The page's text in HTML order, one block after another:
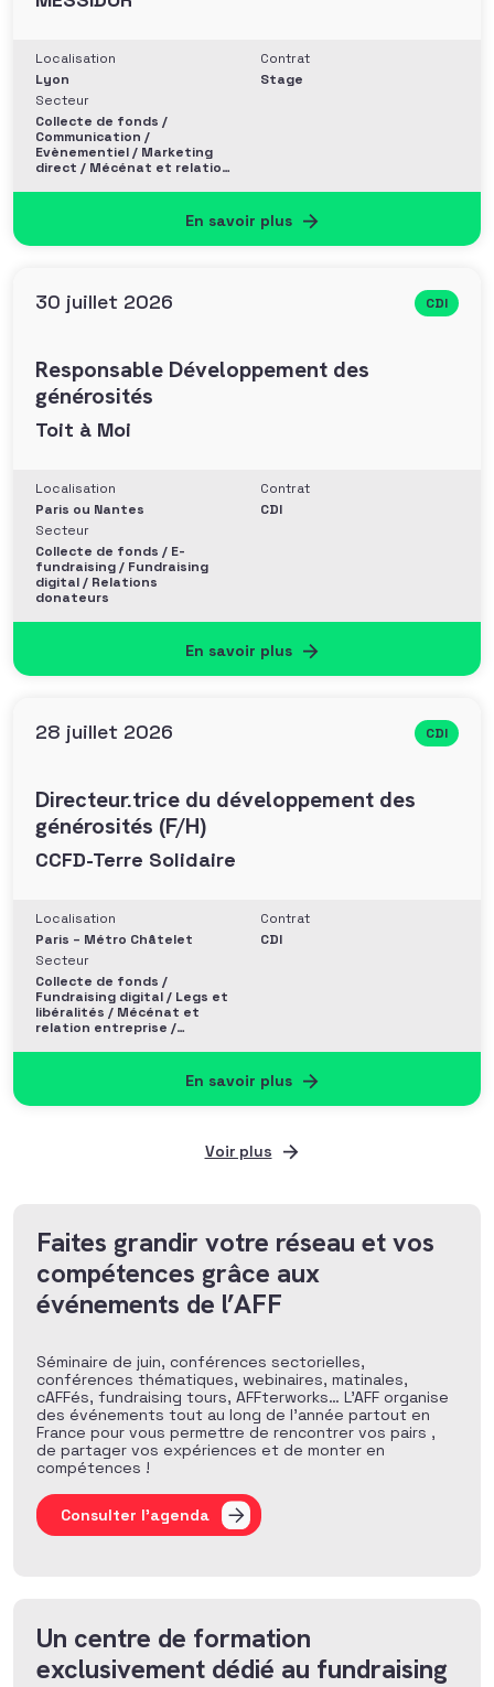
Localisation
Lyon
Secteur
Collecte de fonds /
Communication /
Evènementiel / Marketing
direct / Mécénat et relation
Contrat
Stage
En savoir plus
30 juillet 2026 CDI
Responsable Développement des
générosités
Toit à Moi
Localisation
Paris ou Nantes
Secteur
Collecte de fonds / E-
fundraising / Fundraising
digital / Relations
donateurs
Contrat
CDI
En savoir plus
28 juillet 2026 CDI
Directeur.trice du développement des
générosités (F/H)
CCFD-Terre Solidaire
Localisation
Paris – Métro Châtelet
Secteur
Collecte de fonds /
Fundraising digital / Legs et
libéralités / Mécénat et
relation entreprise /
Contrat
CDI
En savoir plus
Voir plus
Faites grandir votre réseau et vos
compétences grâce aux
événements de l’AFF
Séminaire de juin, conférences sectorielles,
conférences thématiques, webinaires, matinales,
cAFFés, fundraising tours, AFFterworks… L’AFF organise
des événements tout au long de l’année partout en
France pour vous permettre de rencontrer vos pairs ,
de partager vos expériences et de monter en
compétences !
Consulter l'agenda
Un centre de formation
exclusivement dédié au fundraising